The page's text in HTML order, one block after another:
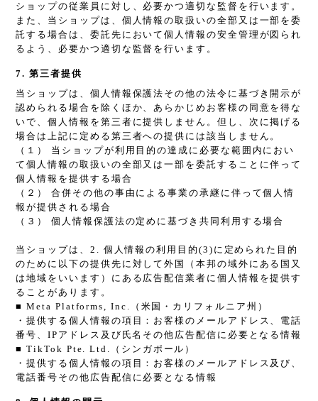
ショップの従業員に対し、必要かつ適切な監督を行います。
また、当ショップは、個人情報の取扱いの全部又は一部を委
託する場合は、委託先において個人情報の安全管理が図られ
るよう、必要かつ適切な監督を行います。
7. 第三者提供
当ショップは、個人情報保護法その他の法令に基づき開示が
認められる場合を除くほか、あらかじめお客様の同意を得な
いで、個人情報を第三者に提供しません。但し、次に掲げる
場合は上記に定める第三者への提供には該当しません。
（１） 当ショップが利用目的の達成に必要な範囲内におい
て個人情報の取扱いの全部又は一部を委託することに伴って
個人情報を提供する場合
（２） 合併その他の事由による事業の承継に伴って個人情
報が提供される場合
（３） 個人情報保護法の定めに基づき共同利用する場合
当ショップは、2. 個人情報の利用目的(3)に定められた目的
のために以下の提供先に対して外国（本邦の域外にある国又
は地域をいいます）にある広告配信業者に個人情報を提供す
ることがあります。
■ Meta Platforms, Inc.（米国・カリフォルニア州）
・提供する個人情報の項目：お客様のメールアドレス、電話
番号、IPアドレス及び氏名その他広告配信に必要となる情報
■ TikTok Pte. Ltd.（シンガポール）
・提供する個人情報の項目：お客様のメールアドレス及び、
電話番号その他広告配信に必要となる情報